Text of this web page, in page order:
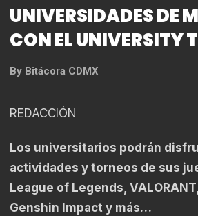
UNIVERSIDADES DE
CON EL UNIVERSITY
By Bitácora CDMX
REDACCIÓN
Los universitarios podrán
actividades y torneos de sus
League of Legends,
Genshin Impact y más…